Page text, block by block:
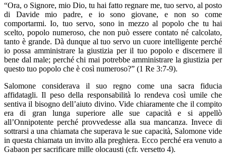
“Ora, o Signore, mio Dio, tu hai fatto regnare me, tuo servo, al posto
di Davide mio padre, e io sono giovane, e non so come
comportarmi. Io, tuo servo, sono in mezzo al popolo che tu hai
scelto, popolo numeroso, che non può essere contato né calcolato,
tanto è grande. Dà dunque al tuo servo un cuore intelligente perché
io possa amministrare la giustizia per il tuo popolo e discernere il
bene dal male; perché chi mai potrebbe amministrare la giustizia per
questo tuo popolo che è così numeroso?” (1 Re 3:7-9).
Salomone considerava il suo regno come una sacra fiducia
affidatagli. Il peso della responsabilità lo rendeva così umile che
sentiva il bisogno dell’aiuto divino. Vide chiaramente che il compito
era di gran lunga superiore alle sue capacità e si appellò
all’Onnipotente perché provvedesse alla sua mancanza. Invece di
sottrarsi a una chiamata che superava le sue capacità, Salomone vide
in questa chiamata un invito alla preghiera. Ecco perché era venuto a
Gabaon per sacrificare mille olocausti (cfr. versetto 4).